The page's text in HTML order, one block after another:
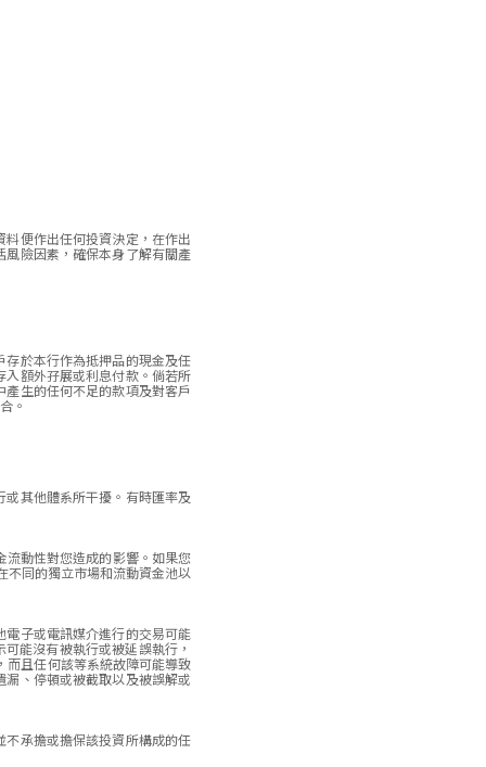
便作出任何投資決定，在作出
險因素，確保本身了解有關產
於本行作為抵押品的現金及任
額外孖展或利息付款。倘若所
生的任何不足的款項及對客戶
。
其他體系所干擾。有時匯率及
流動性對您造成的影響。如果您
不同的獨立市場和流動資金池以
子或電訊媒介進行的交易可能
能沒有被執行或被延誤執行，
而且任何該等系統故障可能導致
、停頓或被截取以及被誤解或
承擔或擔保該投資所構成的任